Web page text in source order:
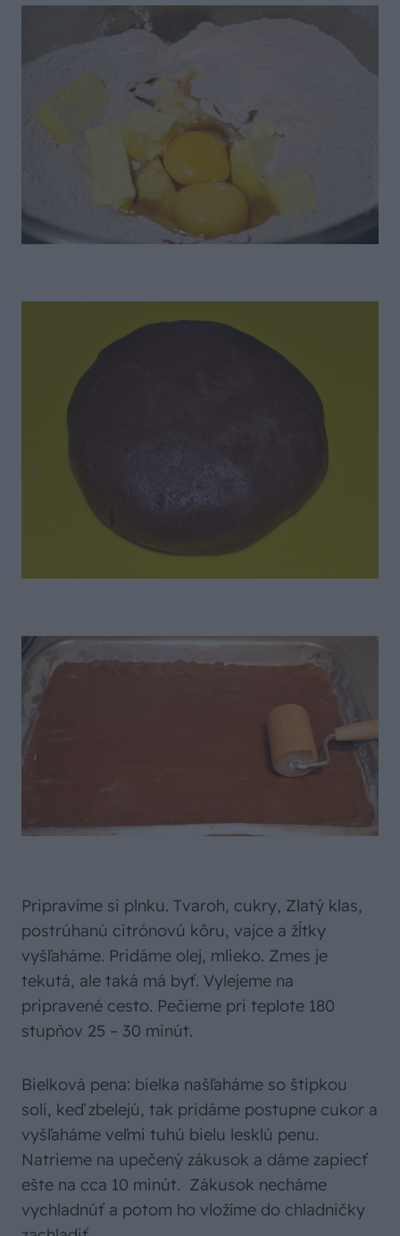
Pripravíme si plnku. Tvaroh, cukry, Zlatý klas,
postrúhanú citrónovú kôru, vajce a žĺtky
vyšľaháme. Pridáme olej, mlieko. Zmes je
tekutá, ale taká má byť. Vylejeme na
pripravené cesto. Pečieme pri teplote 180
stupňov 25 – 30 minút.
Bielková pena: bielka našľaháme so štipkou
soli, keď zbelejú, tak pridáme postupne cukor a
vyšľaháme veľmi tuhú bielu lesklú penu.
Natrieme na upečený zákusok a dáme zapiecť
ešte na cca 10 minút. Zákusok necháme
vychladnúť a potom ho vložíme do chladničky